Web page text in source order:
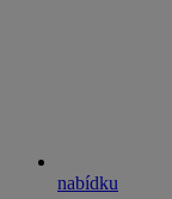
nabídku